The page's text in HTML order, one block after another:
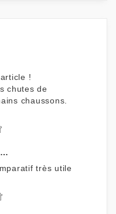
!
chutes de
chaussons.
très utile